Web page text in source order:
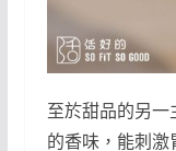
至於甜品的另
的香味，能刺